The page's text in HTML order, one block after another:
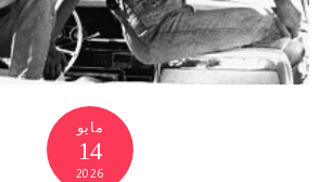
مايو
14
2026